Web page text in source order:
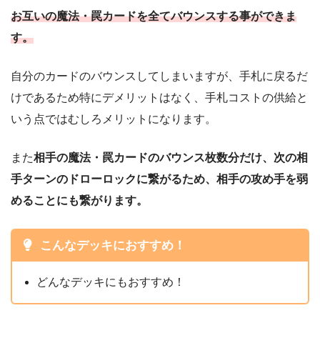
お互いの魔法・罠カードを全てバウンスする事ができま
す。
自分のカードのバウンスしてしまいますが、手札に戻るだ
けであるため特にデメリットはなく、手札コストの供給と
いう点ではむしろメリットになります。
また相手の魔法・罠カードのバウンス枚数分だけ、次の相
手ターンのドローロックに繋がるため、相手の攻め手を弱
めることにも繋がります。
こんなデッキにおすすめ！
どんなデッキにもおすすめ！